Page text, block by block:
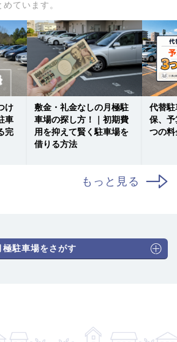
ています。
け
車
完
敷金・礼金なしの月極駐
車場の探し方！｜初期費
用を抑えて賢く駐車場を
借りる方法
代替
保、
つの
もっと見る
駐車場をさがす